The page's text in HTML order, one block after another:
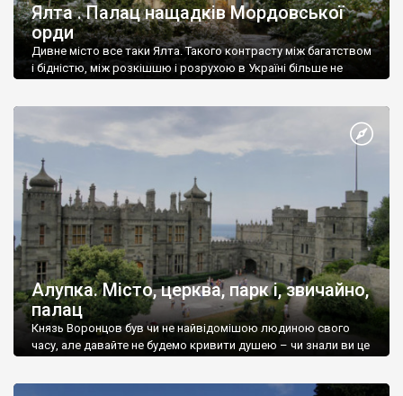
Ялта . Палац нащадків Мордовської
орди
Дивне місто все таки Ялта. Такого контрасту між багатством
і бідністю, між розкішшю і розрухою в Україні більше не
Алупка. Місто, церква, парк і, звичайно,
палац
Князь Воронцов був чи не найвідомішою людиною свого
часу, але давайте не будемо кривити душею – чи знали ви це